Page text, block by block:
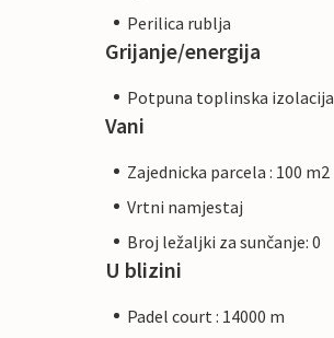
Perilica rublja
Grijanje/energija
Potpuna toplinska izolacija
Vani
Zajednicka parcela : 100 m2
Vrtni namjestaj
Broj ležaljki za sunčanje: 0
U blizini
Padel court : 14000 m